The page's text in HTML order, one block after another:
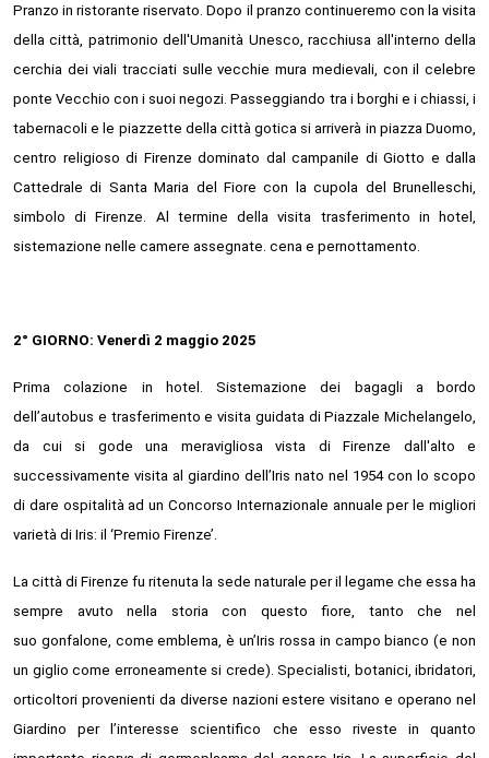
Pranzo in ristorante riservato. Dopo il pranzo continueremo con la visita
della città, patrimonio dell'Umanità Unesco, racchiusa all'interno della
cerchia dei viali tracciati sulle vecchie mura medievali, con il celebre
ponte Vecchio con i suoi negozi. Passeggiando tra i borghi e i chiassi, i
tabernacoli e le piazzette della città gotica si arriverà in piazza Duomo,
centro religioso di Firenze dominato dal campanile di Giotto e dalla
Cattedrale di Santa Maria del Fiore con la cupola del Brunelleschi,
simbolo di Firenze. Al termine della visita trasferimento in hotel,
sistemazione nelle camere assegnate. cena e pernottamento.
2° GIORNO: Venerdì 2 maggio 2025
Prima colazione in hotel. Sistemazione dei bagagli a bordo
dell’autobus e trasferimento e visita guidata di Piazzale Michelangelo,
da cui si gode una meravigliosa vista di Firenze dall'alto e
successivamente visita al giardino dell’Iris nato nel 1954 con lo scopo
di dare ospitalità ad un Concorso Internazionale annuale per le migliori
varietà di Iris: il ‘Premio Firenze’.
La città di Firenze fu ritenuta la sede naturale per il legame che essa ha
sempre avuto nella storia con questo fiore, tanto che nel
suo gonfalone, come emblema, è un’Iris rossa in campo bianco (e non
un giglio come erroneamente si crede). Specialisti, botanici, ibridatori,
orticoltori provenienti da diverse nazioni estere visitano e operano nel
Giardino per l’interesse scientifico che esso riveste in quanto